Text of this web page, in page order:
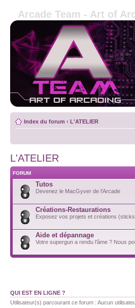
Arcade Team - Art of
Index du forum ‹ L'ATELIER
L'ATELIER
FORUM
Tutos
Devenez le MacGyver de l'Arcade
Créations-Restaurations
Exposez vos projets et créations
Aide et dépannage
Votre supergun a rendu l'âme ? Nous
QUI EST EN LIGNE ?
Utilisateur(s) parcourant ce forum : Aucun